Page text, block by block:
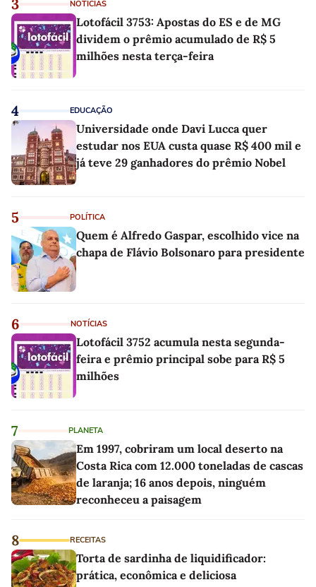
3 NOTÍCIAS
Lotofácil 3753: Apostas do ES e de MG
dividem o prêmio acumulado de R$ 5
milhões nesta terça-feira
4 EDUCAÇÃO
Universidade onde Davi Lucca quer
estudar nos EUA custa quase R$ 400 mil e
já teve 29 ganhadores do prêmio Nobel
5 POLÍTICA
Quem é Alfredo Gaspar, escolhido vice na
chapa de Flávio Bolsonaro para presidente
6 NOTÍCIAS
Lotofácil 3752 acumula nesta segunda-
feira e prêmio principal sobe para R$ 5
milhões
7 PLANETA
Em 1997, cobriram um local deserto na
Costa Rica com 12.000 toneladas de cascas
de laranja; 16 anos depois, ninguém
reconheceu a paisagem
8 RECEITAS
Torta de sardinha de liquidificador:
prática, econômica e deliciosa